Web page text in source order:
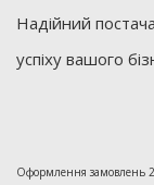
Надійний
успіху вашого
Оформлення замовлень